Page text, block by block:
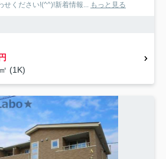
せください!(^^)!新着情報... もっと見る
(1K)